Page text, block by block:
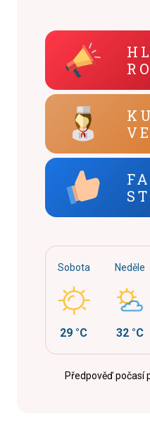
Sobota
29 °C
Neděle
32 °C
Předpověď počasí